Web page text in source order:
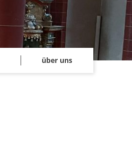
über uns